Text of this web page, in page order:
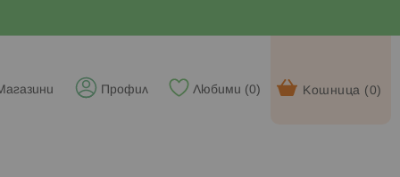
Кошница (0)
Любими (0)
Профил